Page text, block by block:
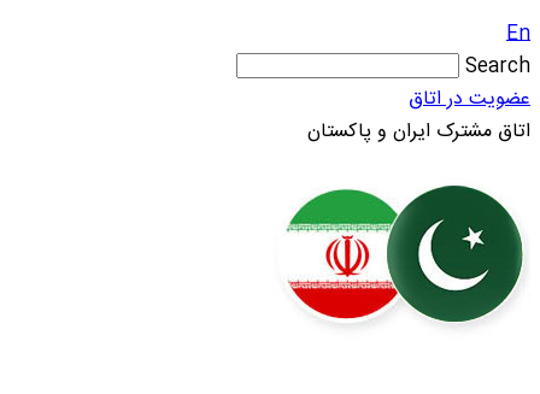
En
Search
عضویت در اتاق
اتاق مشترک ایران و پاکستان